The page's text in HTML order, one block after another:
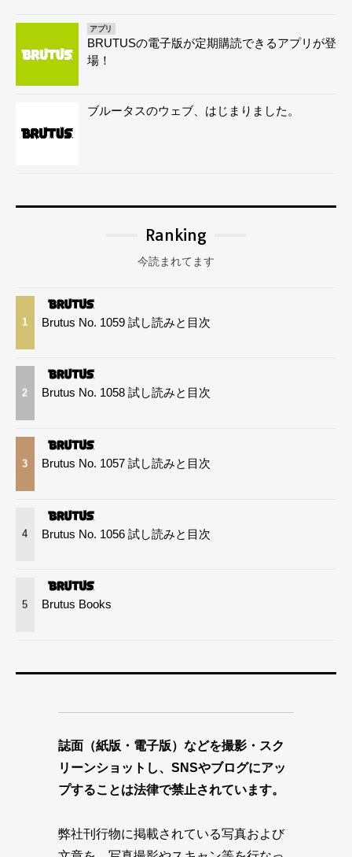
アプリ
BRUTUSの電子版が定期購読できるアプリが登
場！
ブルータスのウェブ、はじまりました。
Ranking
今読まれてます
1 Brutus No. 1059 試し読みと目次
2 Brutus No. 1058 試し読みと目次
3 Brutus No. 1057 試し読みと目次
4 Brutus No. 1056 試し読みと目次
5 Brutus Books
誌面（紙版・電子版）などを撮影・スク
リーンショットし、SNSやブログにアッ
プすることは法律で禁止されています。
弊社刊行物に掲載されている写真および